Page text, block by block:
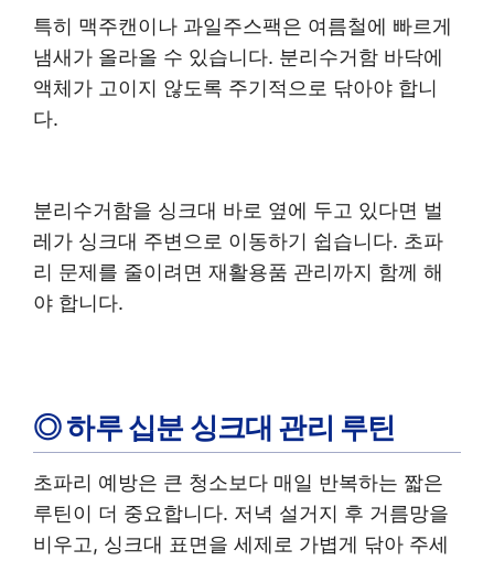
특히 맥주캔이나 과일주스팩은 여름철에 빠르게
냄새가 올라올 수 있습니다. 분리수거함 바닥에
액체가 고이지 않도록 주기적으로 닦아야 합니
다.
분리수거함을 싱크대 바로 옆에 두고 있다면 벌
레가 싱크대 주변으로 이동하기 쉽습니다. 초파
리 문제를 줄이려면 재활용품 관리까지 함께 해
야 합니다.
◎ 하루 십분 싱크대 관리 루틴
초파리 예방은 큰 청소보다 매일 반복하는 짧은
루틴이 더 중요합니다. 저녁 설거지 후 거름망을
비우고, 싱크대 표면을 세제로 가볍게 닦아 주세